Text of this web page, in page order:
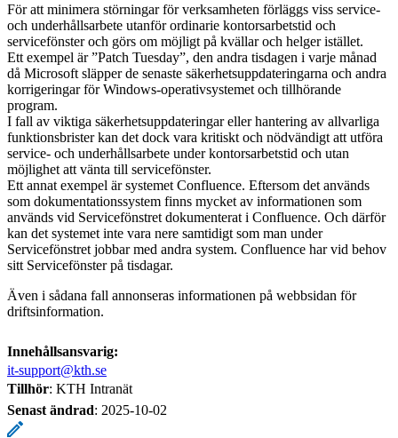
För att minimera störningar för verksamheten förläggs viss service-
och underhållsarbete utanför ordinarie kontorsarbetstid och
servicefönster och görs om möjligt på kvällar och helger istället.
Ett exempel är ”Patch Tuesday”, den andra tisdagen i varje månad
då Microsoft släpper de senaste säkerhetsuppdateringarna och andra
korrigeringar för Windows-operativsystemet och tillhörande
program.
I fall av viktiga säkerhetsuppdateringar eller hantering av allvarliga
funktionsbrister kan det dock vara kritiskt och nödvändigt att utföra
service- och underhållsarbete under kontorsarbetstid och utan
möjlighet att vänta till servicefönster.
Ett annat exempel är systemet Confluence. Eftersom det används
som dokumentationssystem finns mycket av informationen som
används vid Servicefönstret dokumenterat i Confluence. Och därför
kan det systemet inte vara nere samtidigt som man under
Servicefönstret jobbar med andra system. Confluence har vid behov
sitt Servicefönster på tisdagar.
Även i sådana fall annonseras informationen på webbsidan för
driftsinformation.
Innehållsansvarig:
it-support@kth.se
Tillhör: KTH Intranät
Senast ändrad: 2025-10-02